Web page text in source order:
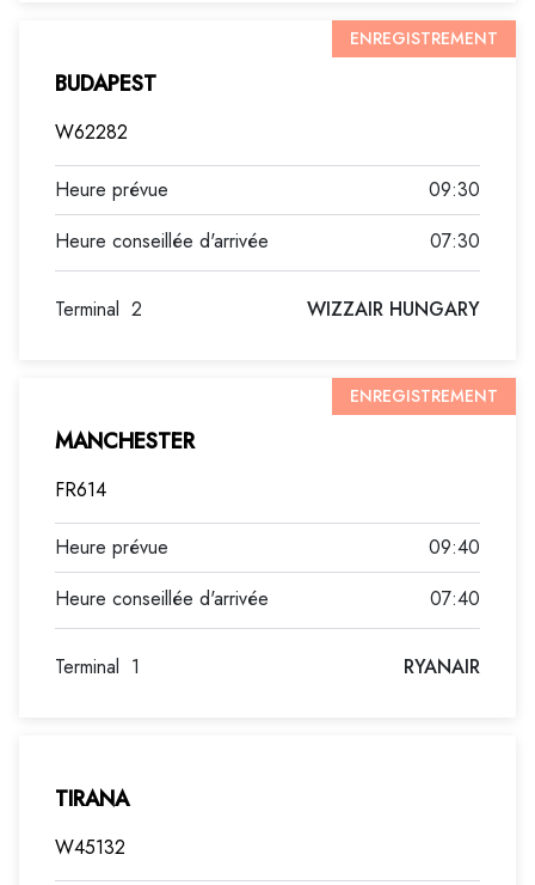
W62282
WIZZAIR HUNGARY
BUDAPEST
ENREGISTREMENT
09:30
07:30
Terminal 2
FR614
RYANAIR
MANCHESTER
ENREGISTREMENT
09:40
07:40
Terminal 1
W45132
TIRANA